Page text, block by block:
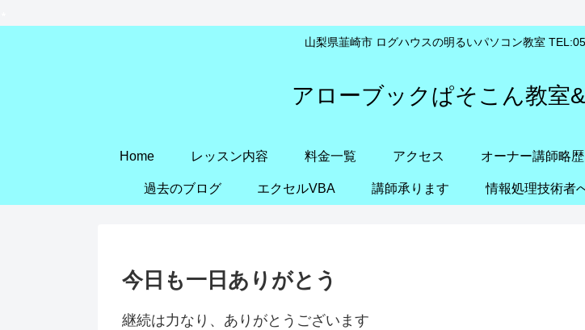
山梨県韮崎市 ログハウスの明るいパソコン教室
アローブックぱそこん教室
Home レッスン内容 料金一覧 アクセス オーナー講師略歴
過去のブログ エクセルVBA 講師承ります 情報処理技術者
今日も一日ありがとう
継続は力なり、ありがとうございます